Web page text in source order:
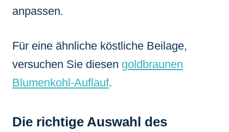
anpassen.
Für eine ähnliche köstliche Beilage,
versuchen Sie diesen goldbraunen
Blumenkohl-Auflauf.
Die richtige Auswahl des